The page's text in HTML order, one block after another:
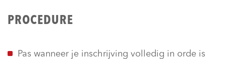
PROCEDURE
Pas wanneer je inschrijving volledig in orde is